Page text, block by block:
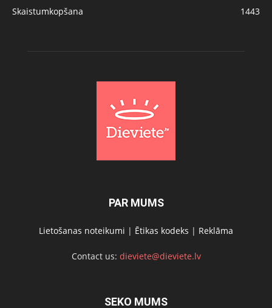
Skaistumkopšana
1443
PAR MUMS
Lietošanas noteikumi | Ētikas kodeks | Reklāma
Contact us: dieviete@dieviete.lv
SEKO MUMS